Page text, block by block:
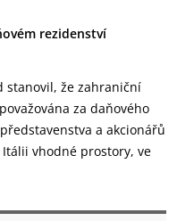
rezidenství
stanovil, že zahraniční
za daňového
a akcionářů
vhodné prostory, ve